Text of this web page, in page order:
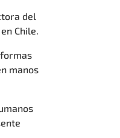
del
Chile.
manos